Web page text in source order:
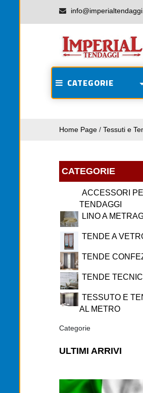
CATEGORIE
Home Page / Tessuti e
CATEGORIE
ACCESSORI
TENDAGGI
LINO A
TENDE A
TENDE
TENDE
TESSUTO E
AL METRO
Categorie
ULTIMI ARRIVI